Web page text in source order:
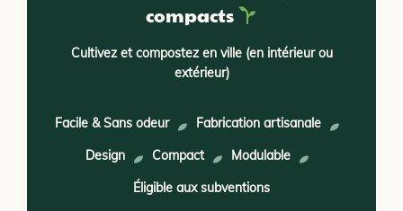
compacts
Cultivez et compostez en ville (en intérieur ou
extérieur)
Facile & Sans odeur
Fabrication artisanale
Design
Compact
Modulable
Éligible aux subventions